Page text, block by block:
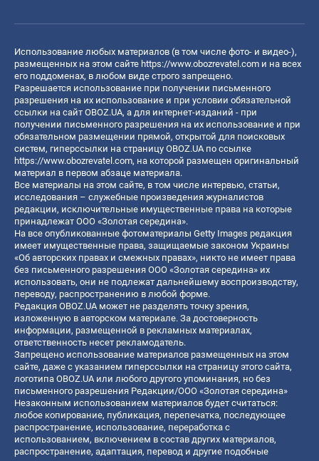
Использование любых материалов (в том числе фото- и видео-),
размещенных на этом сайте https://www.obozrevatel.com и на всех
его поддоменах, в любом виде строго запрещено.
Разрешается использование при получении письменного
разрешения на их использование и при условии обязательной
ссылки на сайт OBOZ.UA, а для интернет-изданий - при
получении письменного разрешения на их использование и при
обязательном размещении прямой, открытой для поисковых
систем, гиперссылки на страницу OBOZ.UA по ссылке
https://www.obozrevatel.com, на которой размещен оригинальный
материал в первом абзаце материала.
Все материалы на этом сайте, в том числе интервью, статьи,
исследования – служебные произведения журналистов
редакции, исключительные имущественные права на которые
принадлежат ООО «Золотая середина».
На все опубликованные фотоматериалы Getty Images редакция
имеет имущественные права, защищаемые законом Украины
«Об авторских правах и смежных правах», никто не имеет права
без письменного разрешения ООО «Золотая середина» их
использовать, они не подлежат дальнейшему воспроизводству,
переводу, распространению в любой форме.
Редакция OBOZ.UA может не разделять точку зрения,
изложенную в авторском материале. За достоверность
информации, размещенной в рекламных материалах,
ответственность несет рекламодатель.
Запрещено использование материалов размещенных на этом
сайте, даже с указанием гиперссылки на страницу этого сайта,
логотипа OBOZ.UA или любого другого упоминания, но без
письменного разрешения Редакции/ООО «Золотая середина»
Незаконным использованием материалов будет считаться:
любое копирование, публикация, перепечатка, последующее
распространение, использование, переработка с
использованием, включением в состав других материалов,
распространение, адаптация, перевод и другие подобные